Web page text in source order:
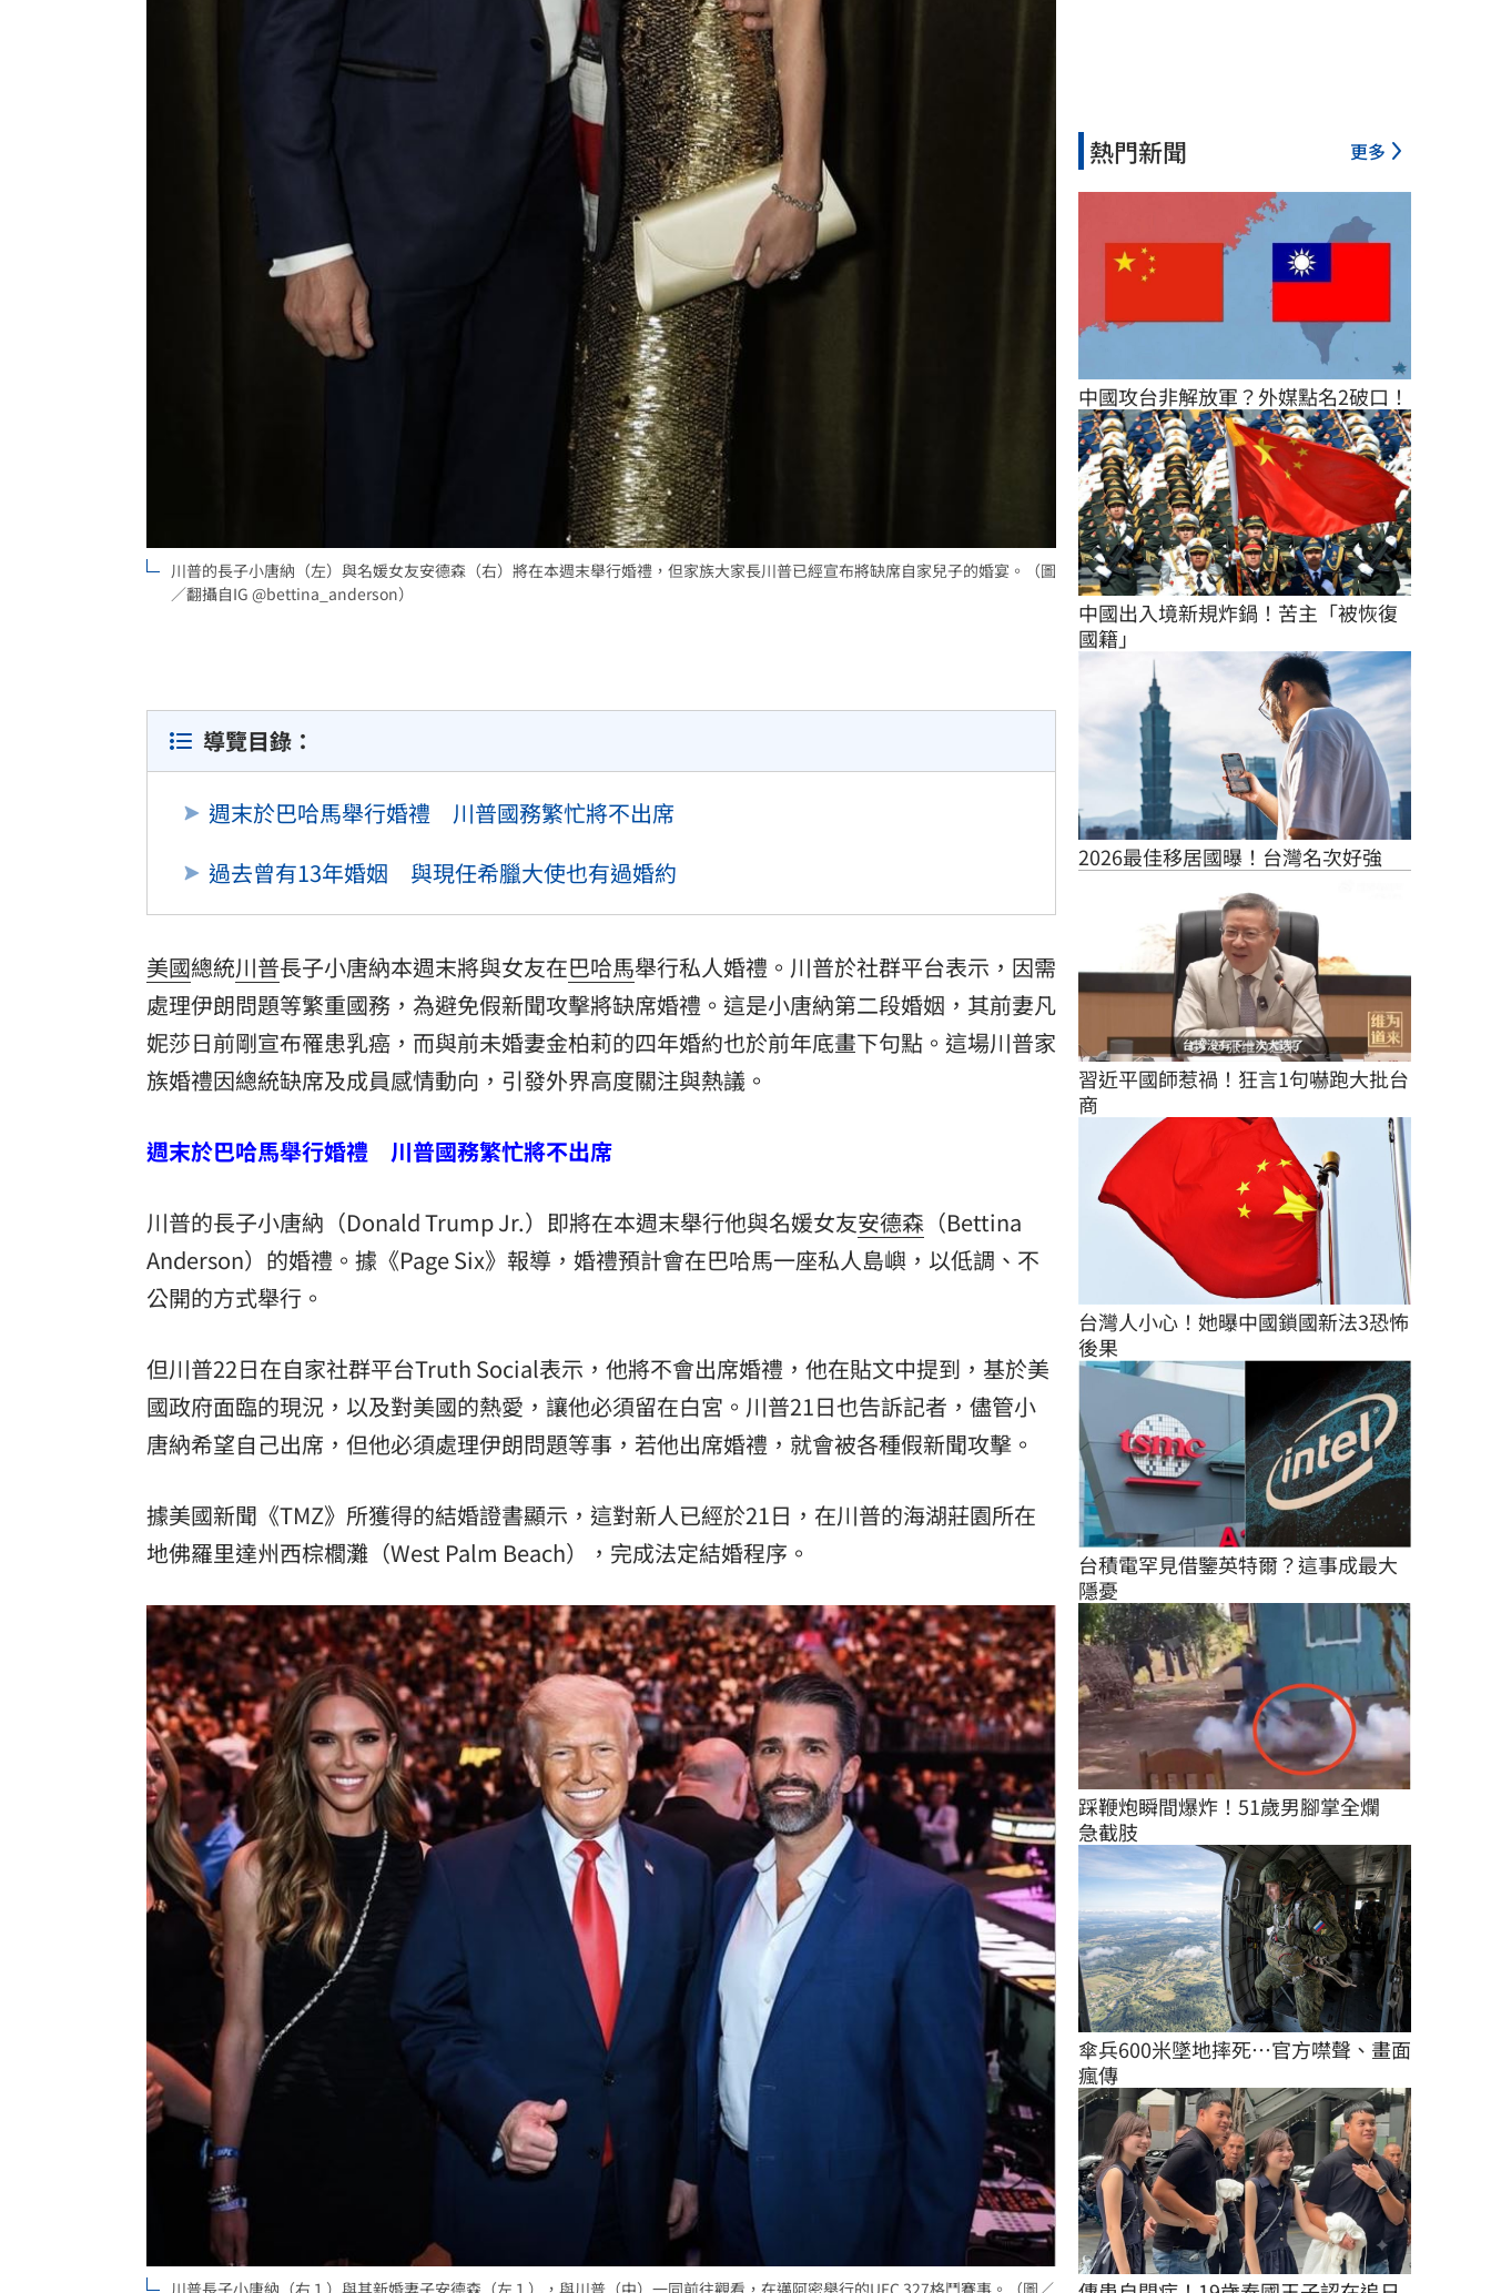
川普的長子小唐納（左）與名媛女友安德森（右）將在本週末舉行婚禮，但家族大家長川普已經宣布將缺席自家兒子的婚宴。（圖
／翻攝自IG @bettina_anderson）
導覽目錄：
週末於巴哈馬舉行婚禮 川普國務繁忙將不出席
過去曾有13年婚姻 與現任希臘大使也有過婚約
美國總統川普長子小唐納本週末將與女友在巴哈馬舉行私人婚禮。川普於社群平台表示，因需
處理伊朗問題等繁重國務，為避免假新聞攻擊將缺席婚禮。這是小唐納第二段婚姻，其前妻凡
妮莎日前剛宣布罹患乳癌，而與前未婚妻金柏莉的四年婚約也於前年底畫下句點。這場川普家
族婚禮因總統缺席及成員感情動向，引發外界高度關注與熱議。
週末於巴哈馬舉行婚禮 川普國務繁忙將不出席
川普的長子小唐納（Donald Trump Jr.）即將在本週末舉行他與名媛女友安德森 （Bettina
Anderson）的婚禮。據《Page Six》報導，婚禮預計會在巴哈馬一座私人島嶼，以低調、不
公開的方式舉行。
但川普22日在自家社群平台Truth Social表示，他將不會出席婚禮，他在貼文中提到，基於美
國政府面臨的現況，以及對美國的熱愛，讓他必須留在白宮。川普21日也告訴記者，儘管小
唐納希望自己出席，但他必須處理伊朗問題等事，若他出席婚禮，就會被各種假新聞攻擊。
據美國新聞《TMZ》所獲得的結婚證書顯示，這對新人已經於21日，在川普的海湖莊園所在
地佛羅里達州西棕櫚灘（West Palm Beach），完成法定結婚程序。
熱門新聞 更多
中國攻台非解放軍？外媒點名2破口！
中國出入境新規炸鍋！苦主「被恢復
國籍」
2026最佳移居國曝！台灣名次好強
習近平國師惹禍！狂言1句嚇跑大批台
商
台灣人小心！她曝中國鎖國新法3恐怖
後果
台積電罕見借鑒英特爾？這事成最大
隱憂
踩鞭炮瞬間爆炸！51歲男腳掌全爛
急截肢
傘兵600米墜地摔死…官方噤聲、畫面
瘋傳